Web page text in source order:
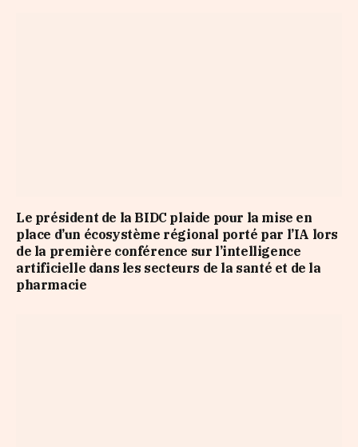
Le président de la BIDC plaide pour la mise en
place d’un écosystème régional porté par l’IA lors
de la première conférence sur l’intelligence
artificielle dans les secteurs de la santé et de la
pharmacie